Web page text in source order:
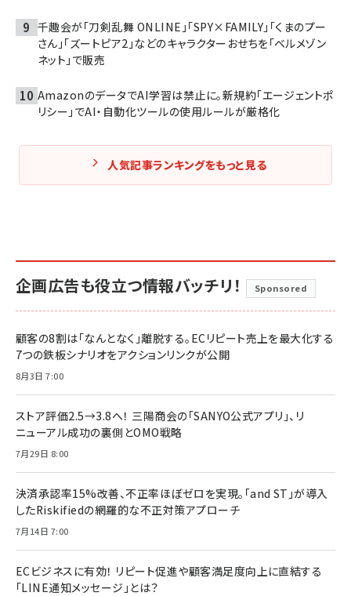
千趣会が「刀剣乱舞 ONLINE」「SPY×FAMILY」「くまのプー
さん」「ズートピア2」などのキャラクターおせちを「ベルメゾン
ネット」で販売
AmazonのデータでAI学習は禁止に。新規約「エージェントポ
リシー」でAI・自動化ツールの使用ルールが厳格化
人気記事ランキングをもっと見る
企画広告も役立つ情報バッチリ！ Sponsored
顧客の8割は「なんとなく」離脱する。ECリピート売上を最大化する
7つの鉄板シナリオをアクションリンクが公開
8月3日 7:00
ストア評価2.5→3.8へ！ 三陽商会の「SANYO公式アプリ」、リ
ニューアル成功の裏側とOMO戦略
7月29日 8:00
決済承認率15%改善、不正率ほぼゼロを実現。「and ST」が導入
したRiskifiedの網羅的な不正対策アプローチ
7月14日 7:00
ECビジネスに有効！ リピート促進や顧客満足度向上に直結する
「LINE通知メッセージ」とは？